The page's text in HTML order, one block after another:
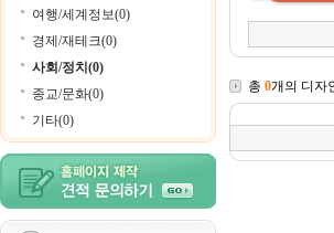
여행/세계정보(0)
경제/재테크(0)
사회/정치(0)
종교/문화(0)
기타(0)
총 0개의 디자